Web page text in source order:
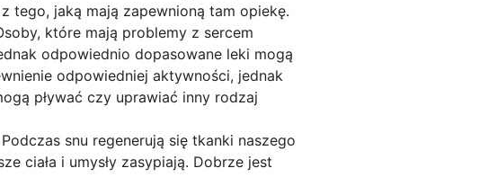
tego, jaką mają zapewnioną tam opiekę.
które mają problemy z sercem
odpowiednio dopasowane leki mogą
odpowiedniej aktywności, jednak
pływać czy uprawiać inny rodzaj
snu regenerują się tkanki naszego
ciała i umysły zasypiają. Dobrze jest